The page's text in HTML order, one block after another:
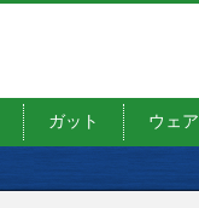
ガット ウェア